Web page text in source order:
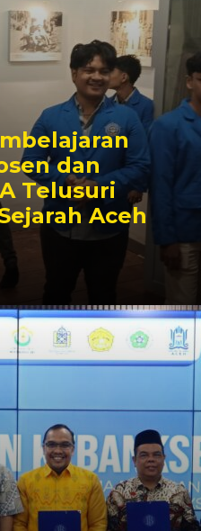
dan
Telusuri
Aceh